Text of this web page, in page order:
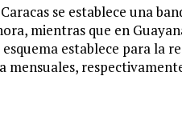
se establece una
mientras que en
establece para la
mensuales,